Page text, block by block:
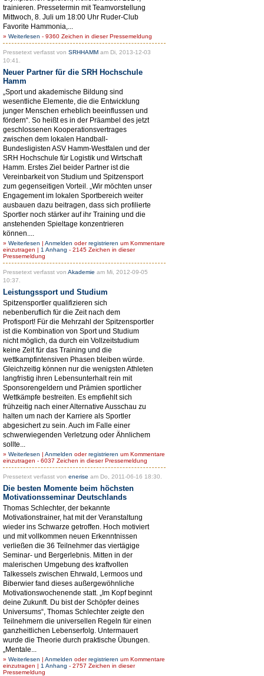
trainieren. Pressetermin mit Teamvorstellung
Mittwoch, 8. Juli um 18:00 Uhr Ruder-Club
Favorite Hammonia,...
» Weiterlesen - 9360 Zeichen in dieser Pressemeldung
Pressetext verfasst von SRHHAMM am Di, 2013-12-03
10:41.
Neuer Partner für die SRH Hochschule
Hamm
„Sport und akademische Bildung sind
wesentliche Elemente, die die Entwicklung
junger Menschen erheblich beeinflussen und
fördern“. So heißt es in der Präambel des jetzt
geschlossenen Kooperationsvertrages
zwischen dem lokalen Handball-
Bundesligisten ASV Hamm-Westfalen und der
SRH Hochschule für Logistik und Wirtschaft
Hamm. Erstes Ziel beider Partner ist die
Vereinbarkeit von Studium und Spitzensport
zum gegenseitigen Vorteil. „Wir möchten unser
Engagement im lokalen Sportbereich weiter
ausbauen dazu beitragen, dass sich profilierte
Sportler noch stärker auf ihr Training und die
anstehenden Spieltage konzentrieren
können....
» Weiterlesen | Anmelden oderregistrieren um Kommentare
einzutragen | 1 Anhang - 2145 Zeichen in dieser
Pressemeldung
Pressetext verfasst von Akademie am Mi, 2012-09-05
10:37.
Leistungssport und Studium
Spitzensportler qualifizieren sich
nebenberuflich für die Zeit nach dem
Profisport! Für die Mehrzahl der Spitzensportler
ist die Kombination von Sport und Studium
nicht möglich, da durch ein Vollzeitstudium
keine Zeit für das Training und die
wettkampfintensiven Phasen bleiben würde.
Gleichzeitig können nur die wenigsten Athleten
langfristig ihren Lebensunterhalt rein mit
Sponsorengeldern und Prämien sportlicher
Wettkämpfe bestreiten. Es empfiehlt sich
frühzeitig nach einer Alternative Ausschau zu
halten um nach der Karriere als Sportler
abgesichert zu sein. Auch im Falle einer
schwerwiegenden Verletzung oder Ähnlichem
sollte...
» Weiterlesen | Anmelden oderregistrieren um Kommentare
einzutragen - 6037 Zeichen in dieser Pressemeldung
Pressetext verfasst von enerise am Do, 2011-06-16 18:30.
Die besten Momente beim höchsten
Motivationsseminar Deutschlands
Thomas Schlechter, der bekannte
Motivationstrainer, hat mit der Veranstaltung
wieder ins Schwarze getroffen. Hoch motiviert
und mit vollkommen neuen Erkenntnissen
verließen die 36 Teilnehmer das viertägige
Seminar- und Bergerlebnis. Mitten in der
malerischen Umgebung des kraftvollen
Talkessels zwischen Ehrwald, Lermoos und
Biberwier fand dieses außergewöhnliche
Motivationswochenende statt. „Im Kopf beginnt
deine Zukunft. Du bist der Schöpfer deines
Universums“, Thomas Schlechter zeigte den
Teilnehmern die universellen Regeln für einen
ganzheitlichen Lebenserfolg. Untermauert
wurde die Theorie durch praktische Übungen.
„Mentale...
» Weiterlesen | Anmelden oderregistrieren um Kommentare
einzutragen | 1 Anhang - 2757 Zeichen in dieser
Pressemeldung